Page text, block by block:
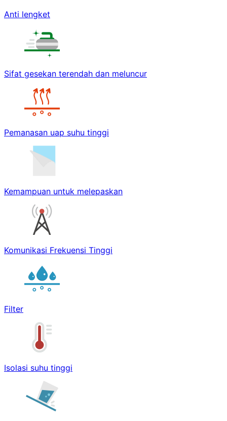
Anti lengket
Sifat gesekan terendah dan meluncur
Pemanasan uap suhu tinggi
Kemampuan untuk melepaskan
Komunikasi Frekuensi Tinggi
Filter
Isolasi suhu tinggi